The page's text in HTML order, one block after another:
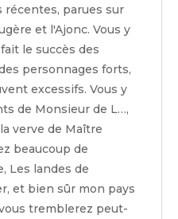
récentes, parues sur
et l'Ajonc. Vous y
le succès des
personnages forts,
excessifs. Vous y
de Monsieur de L…,
verve de Maître
beaucoup de
Les landes de
et bien sûr mon pays
tremblerez peut-